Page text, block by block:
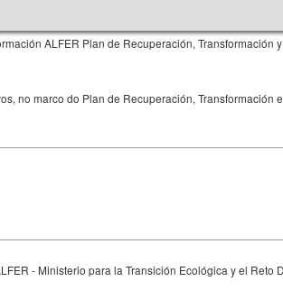
no marco do Plan de Recuperación, Transformación e